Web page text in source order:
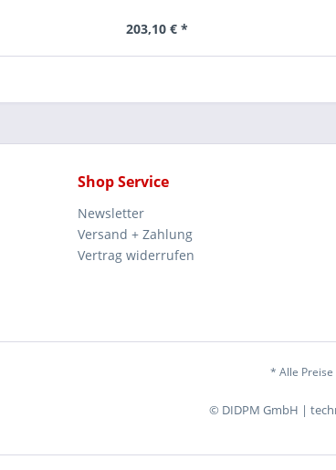
203,10 € *
Shop Service
Newsletter
Versand + Zahlung
Vertrag widerrufen
* Alle Preise
© DIDPM GmbH |